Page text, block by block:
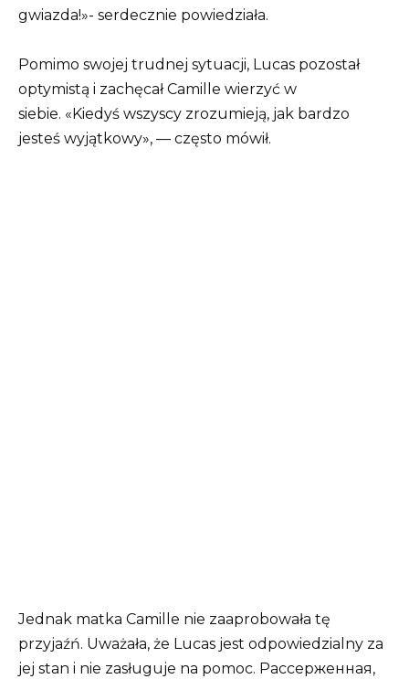
gwiazda!»- serdecznie powiedziała.
Pomimo swojej trudnej sytuacji, Lucas pozostał
optymistą i zachęcał Camille wierzyć w
siebie. «Kiedyś wszyscy zrozumieją, jak bardzo
jesteś wyjątkowy», — często mówił.
Jednak matka Camille nie zaaprobowała tę
przyjaźń. Uważała, że Lucas jest odpowiedzialny za
jej stan i nie zasługuje na pomoc. Рассерженная,